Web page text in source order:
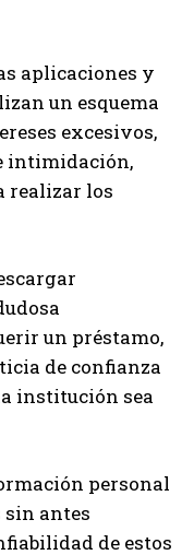
aplicaciones y
un esquema
excesivos,
intimidación,
realizar los
un préstamo,
de confianza
institución sea
personal
sin antes
de estos